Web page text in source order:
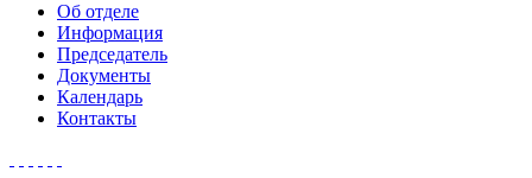
Об отделе
Информация
Председатель
Документы
Календарь
Контакты